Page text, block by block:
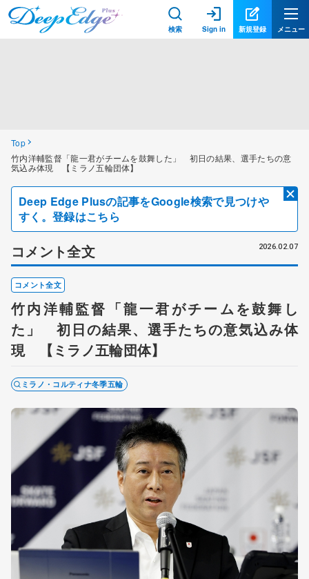
検索 Sign in 新規登録 メニュー
Top
竹内洋輔監督「龍一君がチームを鼓舞した」 初日の結果、選手たちの意
気込み体現 【ミラノ五輪団体】
Deep Edge Plusの記事をGoogle検索で見つけや
すく。登録はこちら
コメント全文 2026.02.07
コメント全文
竹内洋輔監督「龍一君がチームを鼓舞し
た」 初日の結果、選手たちの意気込み体
現 【ミラノ五輪団体】
ミラノ・コルティナ冬季五輪